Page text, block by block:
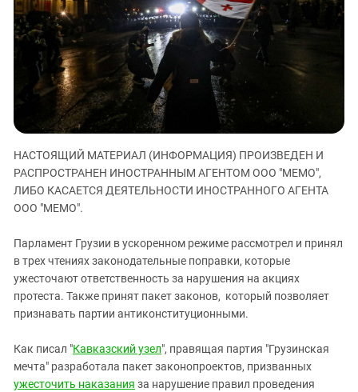
ЗАСТАВЛЯЕТ
КАВКАЗ ЗА ПАЛЕСТИНУ
ИНАКОМЫСЛИЕ В ЧЕЧНЕ
ПРЕСЛЕДОВАНИЕ АКТИВИСТОВ
МОБИЛИЗАЦИЯ И ПРОТЕСТЫ
Дагестан
Ингушетия
Кабардино-Балкария
Калмыкия
Карачаево-Черкесия
Краснодарский край
Нагорный Карабах
Российская Федерация
Ростовская область
Северная Осетия - Алания
СКФО
Ставропольский край
Чечня
Южный Кавказ
ЮФО
НАСТОЯЩИЙ МАТЕРИАЛ (ИНФОРМАЦИЯ) ПРОИЗВЕДЕН И
РАСПРОСТРАНЕН ИНОСТРАННЫМ АГЕНТОМ ООО "МЕМО",
ЛИБО КАСАЕТСЯ ДЕЯТЕЛЬНОСТИ ИНОСТРАННОГО АГЕНТА
ООО "МЕМО".
Парламент Грузии в ускоренном режиме рассмотрел и принял
в трех чтениях законодательные поправки, которые
ужесточают ответственность за нарушения на акциях
протеста. Также принят пакет законов, который позволяет
признавать партии антиконституционными.
Как писал "Кавказский узел", правящая партия "Грузинская
мечта" разработала пакет законопроектов, призванных
ужесточить наказания за нарушение правил проведения